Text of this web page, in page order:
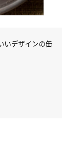
いデザインの缶